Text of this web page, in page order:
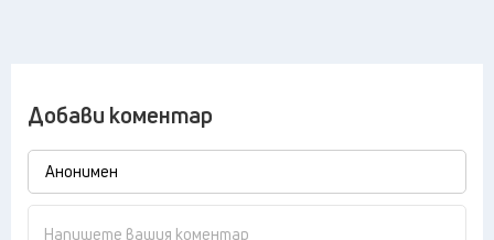
Добави коментар